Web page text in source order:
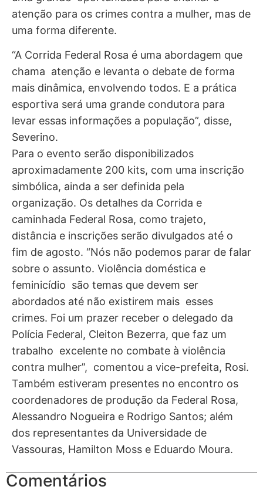
atenção para os crimes contra a mulher, mas de
uma forma diferente.
“A Corrida Federal Rosa é uma abordagem que
chama atenção e levanta o debate de forma
mais dinâmica, envolvendo todos. E a prática
esportiva será uma grande condutora para
levar essas informações a população”, disse,
Severino.
Para o evento serão disponibilizados
aproximadamente 200 kits, com uma inscrição
simbólica, ainda a ser definida pela
organização. Os detalhes da Corrida e
caminhada Federal Rosa, como trajeto,
distância e inscrições serão divulgados até o
fim de agosto. “Nós não podemos parar de falar
sobre o assunto. Violência doméstica e
feminicídio são temas que devem ser
abordados até não existirem mais esses
crimes. Foi um prazer receber o delegado da
Polícia Federal, Cleiton Bezerra, que faz um
trabalho excelente no combate à violência
contra mulher”, comentou a vice-prefeita, Rosi.
Também estiveram presentes no encontro os
coordenadores de produção da Federal Rosa,
Alessandro Nogueira e Rodrigo Santos; além
dos representantes da Universidade de
Vassouras, Hamilton Moss e Eduardo Moura.
Comentários